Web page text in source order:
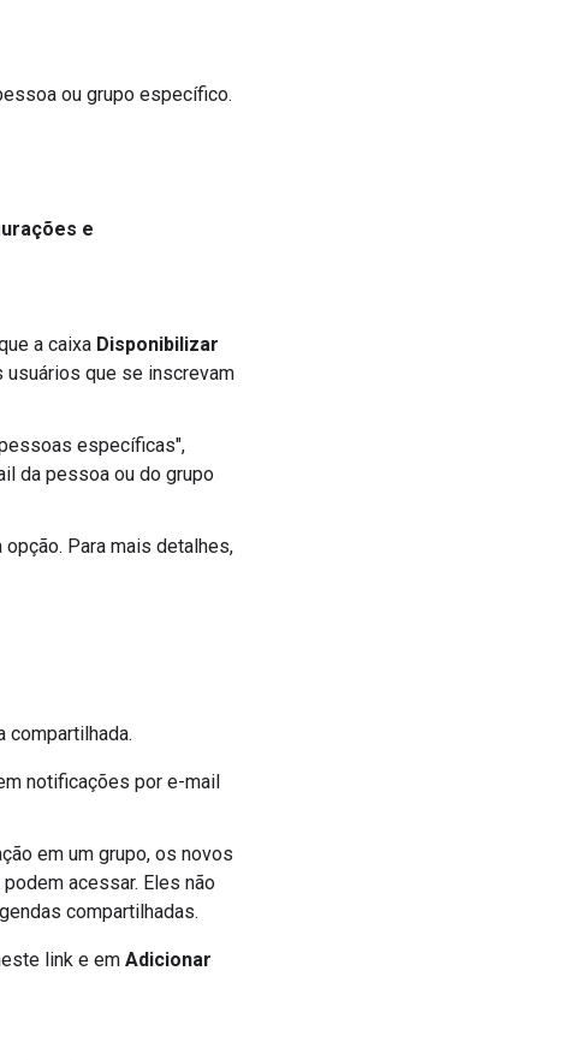
ou grupo específico.
e
a caixa Disponibilizar
usuários que se inscrevam
específicas",
da pessoa ou do grupo
opção. Para mais detalhes,
compartilhada.
notificações por e-mail
em um grupo, os novos
acessar. Eles não
compartilhadas.
link e em Adicionar